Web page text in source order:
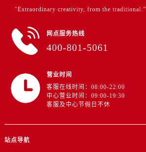
"Extraordinary creativity, from the traditional.”
网点服务热线
400-801-5061
营业时间
客服在线时间：08:00-22:00
中心营业时间：09:00-19:30
客服及中心节假日不休
站点导航